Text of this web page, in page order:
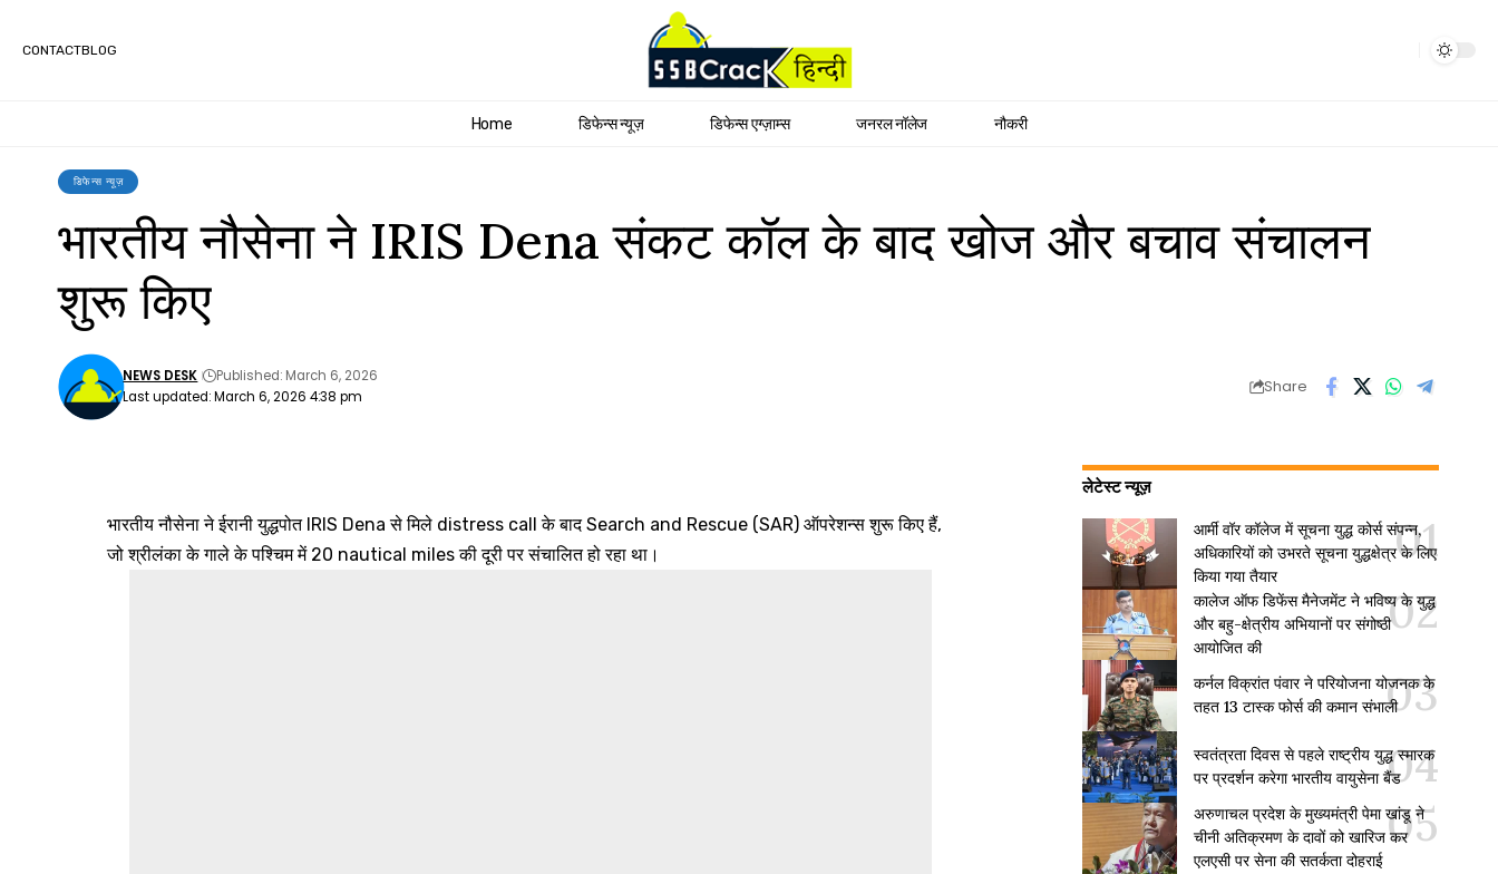
CONTACTBLOG
Home डिफेन्स न्यूज़ डिफेन्स एग्ज़ाम्स जनरल नॉलेज नौकरी
डिफेन्स न्यूज़
भारतीय नौसेना ने IRIS Dena संकट कॉल के बाद खोज और बचाव संचालन
शुरू किए
Last updated: March 6, 2026 4:38 pm
NEWS DESK Published: March 6, 2026
Share
भारतीय नौसेना ने ईरानी युद्धपोत IRIS Dena से मिले distress call के बाद Search and Rescue (SAR) ऑपरेशन्स शुरू किए हैं,
जो श्रीलंका के गाले के पश्चिम में 20 nautical miles की दूरी पर संचालित हो रहा था।
लेटेस्ट न्यूज़
आर्मी वॉर कॉलेज में सूचना युद्ध कोर्स संपन्न,
अधिकारियों को उभरते सूचना युद्धक्षेत्र के लिए
किया गया तैयार
कालेज ऑफ डिफेंस मैनेजमेंट ने भविष्य के युद्ध
और बहु-क्षेत्रीय अभियानों पर संगोष्ठी
आयोजित की
कर्नल विक्रांत पंवार ने परियोजना योजनक के
तहत 13 टास्क फोर्स की कमान संभाली
स्वतंत्रता दिवस से पहले राष्ट्रीय युद्ध स्मारक
पर प्रदर्शन करेगा भारतीय वायुसेना बैंड
अरुणाचल प्रदेश के मुख्यमंत्री पेमा खांडू ने
चीनी अतिक्रमण के दावों को खारिज कर
एलएसी पर सेना की सतर्कता दोहराई